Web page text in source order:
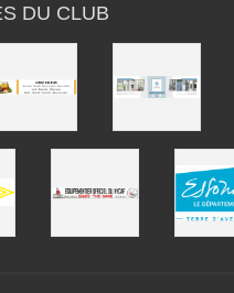
DU CLUB